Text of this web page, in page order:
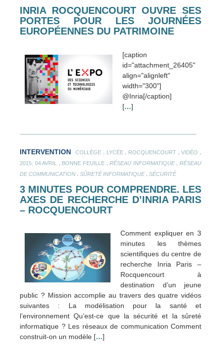
INRIA ROCQUENCOURT OUVRE SES
PORTES POUR LES JOURNÉES
EUROPÉENNES DU PATRIMOINE
[caption
id="attachment_26405"
align="alignleft"
width="300"]
@Inria[/caption]
[…]
INTERVENTION COLLÈGE LYCÉE. ROCQUENCOURT .VIDÉO
2015, 04 AVRIL BONNE FEUILLE RÉSEAU INFORMATIQUE. RÉSEAU
DE COMMUNICATION
SÛRETÉ INFORMATIQUE. SÉCURITÉ
3 MINUTES POUR COMPRENDRE. LES
AXES DE RECHERCHE D’INRIA PARIS
– ROCQUENCOURT
Comment expliquer en 3
minutes les thèmes
scientifiques du centre de
recherche Inria Paris –
Rocquencourt à
destination d’un jeune
public ? Mission accomplie au travers des quatre vidéos
suivantes : La modélisation pour la santé et
l’environnement Qu’est-ce que la sécurité et la sûreté
informatique ? Les réseaux de communication Comment
construit-on un modèle […]